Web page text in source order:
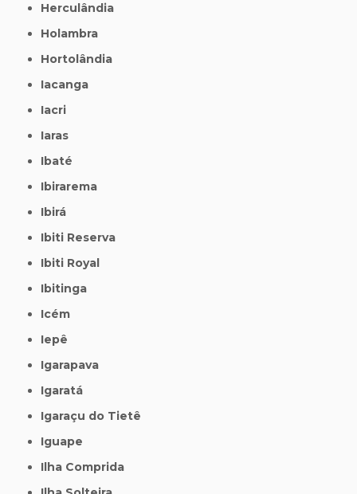
Herculândia
Holambra
Hortolândia
Iacanga
Iacri
Iaras
Ibaté
Ibirarema
Ibirá
Ibiti Reserva
Ibiti Royal
Ibitinga
Icém
Iepê
Igarapava
Igaratá
Igaraçu do Tietê
Iguape
Ilha Comprida